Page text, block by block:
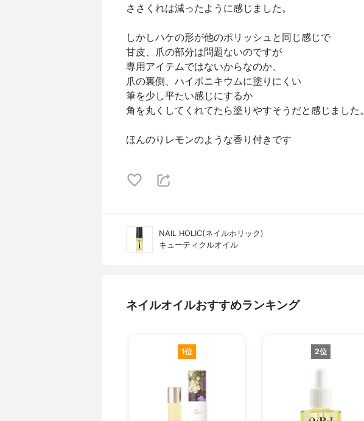
ささくれは減ったように感じました。
しかしハケの形が他のポリッシュと同じ感じで
甘皮、爪の部分は問題ないのですが
専用アイテムではないからなのか、
爪の裏側、ハイポニキウムに塗りにくい
筆を少し平たい感じにするか
角を丸くしてくれてたら塗りやすそうだと感じました。
ほんのりレモンのような香り付きです
NAIL HOLIC(ネイルホリック)
キューティクルオイル
ネイルオイルおすすめランキング
1位 2位